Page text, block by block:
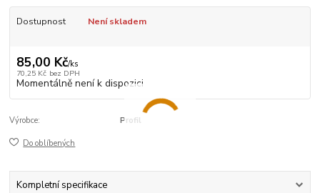
Dostupnost Není skladem
85,00 Kč/ks
70,25 Kč bez DPH
Momentálně není k dispozici
Výrobce: Profil
Do oblíbených
Kompletní specifikace